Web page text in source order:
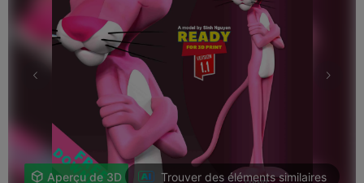
 Aperçu de 3D Trouver des éléments similaires